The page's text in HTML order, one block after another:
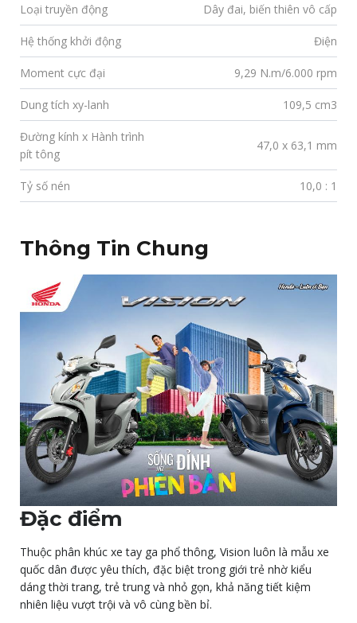
Loại truyền động Dây đai, biến thiên vô cấp
Hệ thống khởi động Điện
Moment cực đại 9,29 N.m/6.000 rpm
Dung tích xy-lanh 109,5 cm3
Đường kính x Hành trình
pít tông
47,0 x 63,1 mm
Tỷ số nén 10,0 : 1
Thông Tin Chung
Đặc điểm
Thuộc phân khúc xe tay ga phổ thông, Vision luôn là mẫu xe
quốc dân được yêu thích, đặc biệt trong giới trẻ nhờ kiểu
dáng thời trang, trẻ trung và nhỏ gọn, khả năng tiết kiệm
nhiên liệu vượt trội và vô cùng bền bỉ.